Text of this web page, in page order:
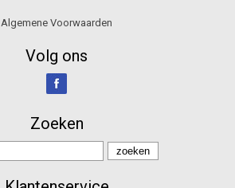
Algemene Voorwaarden
Volg ons
Zoeken